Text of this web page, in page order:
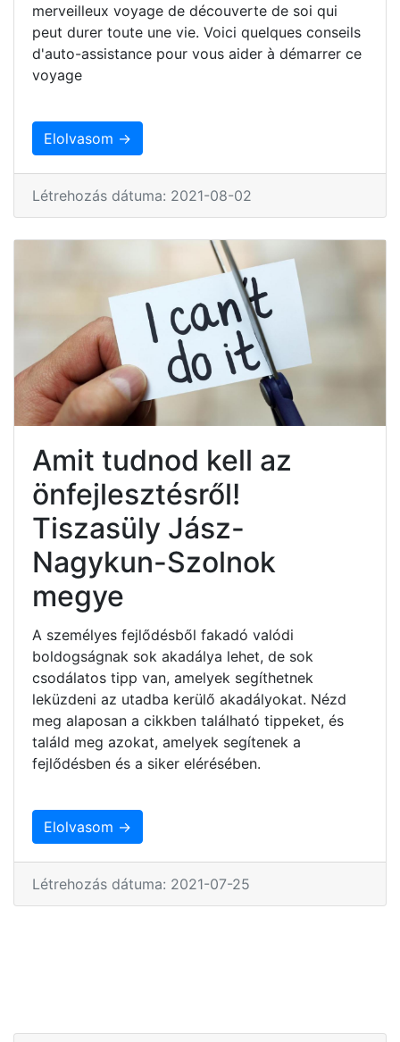
merveilleux voyage de découverte de soi qui
peut durer toute une vie. Voici quelques conseils
d'auto-assistance pour vous aider à démarrer ce
voyage
Elolvasom →
Létrehozás dátuma: 2021-08-02
Amit tudnod kell az
önfejlesztésről!
Tiszasüly Jász-
Nagykun-Szolnok
megye
A személyes fejlődésből fakadó valódi
boldogságnak sok akadálya lehet, de sok
csodálatos tipp van, amelyek segíthetnek
leküzdeni az utadba kerülő akadályokat. Nézd
meg alaposan a cikkben található tippeket, és
találd meg azokat, amelyek segítenek a
fejlődésben és a siker elérésében.
Elolvasom →
Létrehozás dátuma: 2021-07-25